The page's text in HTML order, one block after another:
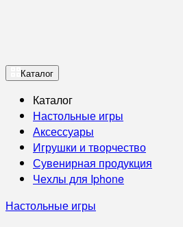
Каталог
Каталог
Настольные игры
Аксессуары
Игрушки и творчество
Сувенирная продукция
Чехлы для Iphone
Настольные игры